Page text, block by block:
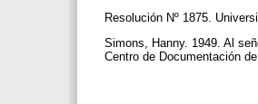
Resolución Nº 1875.
Simons, Hanny. 1949. Al
Centro de Documentación